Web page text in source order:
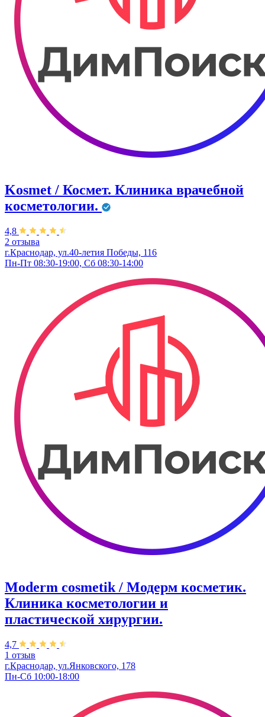
Kosmet / Космет. Клиника врачебной
косметологии.
4,8
2 отзыва
г.Краснодар, ул.40-летия Победы, 116
Пн-Пт 08:30-19:00, Сб 08:30-14:00
Moderm cosmetik / Модерм косметик.
Клиника косметологии и
пластической хирургии.
4,7
1 отзыв
г.Краснодар, ул.Янковского, 178
Пн-Сб 10:00-18:00